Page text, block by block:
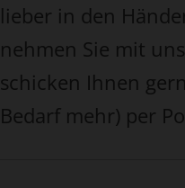
lieber in den
nehmen Sie mit
schicken Ihnen
Bedarf mehr) per